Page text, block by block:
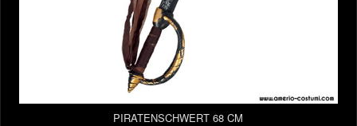
PIRATENSCHWERT 68 CM